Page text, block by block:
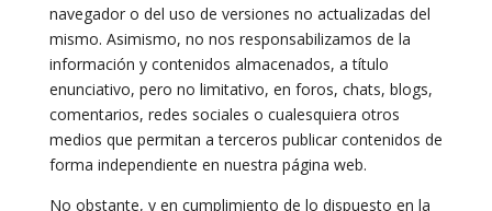
navegador o del uso de versiones no actualizadas del
mismo. Asimismo, no nos responsabilizamos de la
información y contenidos almacenados, a título
enunciativo, pero no limitativo, en foros, chats, blogs,
comentarios, redes sociales o cualesquiera otros
medios que permitan a terceros publicar contenidos de
forma independiente en nuestra página web.
No obstante, y en cumplimiento de lo dispuesto en la